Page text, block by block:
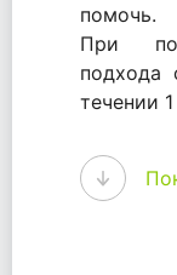
помочь.
При
подхода
течении
Мы
участие